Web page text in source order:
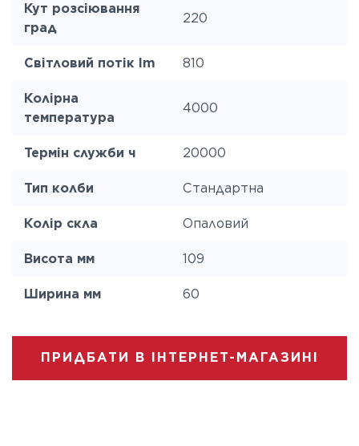
Кут розсіювання
град
220
Світловий потік lm 810
Колірна
температура
4000
Термін служби ч 20000
Тип колби Стандартна
Колір скла Опаловий
Висота мм 109
Ширина мм 60
ПРИДБАТИ В ІНТЕРНЕТ-МАГАЗИНІ